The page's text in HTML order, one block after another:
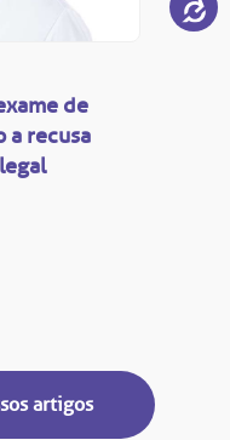
de
a recusa
artigos